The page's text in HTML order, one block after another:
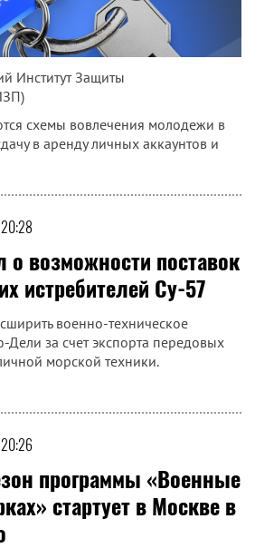
Институт Защиты
схемы вовлечения молодежи в
в аренду личных аккаунтов и
возможности поставок
истребителей Су-57
военно-техническое
Дели за счет экспорта передовых
морской техники.
программы «Военные
стартует в Москве в